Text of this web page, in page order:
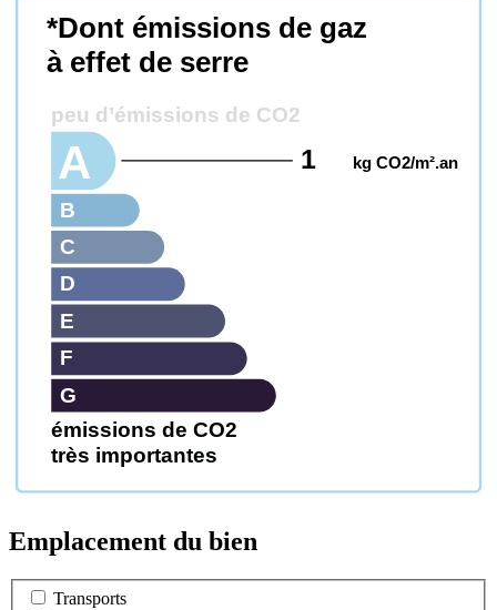
émissions de CO2
très importantes
*Dont émissions de gaz
à effet de serre
peu d’émissions de CO2
G
F
E
D
C
B
A 1 kg CO2/m².an
Emplacement du bien
Transports